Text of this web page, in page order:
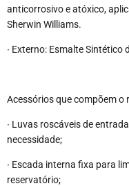
anticorrosivo e atóxico,
Sherwin Williams.
∙ Externo: Esmalte
Acessórios que compõem o
∙ Luvas roscáveis de
necessidade;
∙ Escada interna fixa para
reservatório;